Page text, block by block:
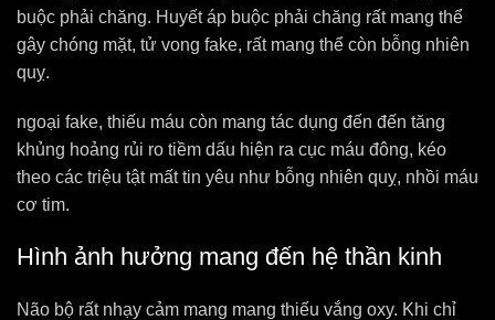
buộc phải chăng. Huyết áp buộc phải chăng rất mang thể
gây chóng mặt, tử vong fake, rất mang thể còn bỗng nhiên
quỵ.
ngoại fake, thiếu máu còn mang tác dụng đến đến tăng
khủng hoảng rủi ro tiềm dấu hiện ra cục máu đông, kéo
theo các triệu tật mất tin yêu như bỗng nhiên quỵ, nhồi máu
cơ tim.
Hình ảnh hưởng mang đến hệ thần kinh
Não bộ rất nhạy cảm mang mang thiếu vắng oxy. Khi chỉ